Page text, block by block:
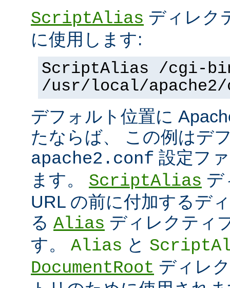
ScriptAlias ディレク
に使用します:
ScriptAlias /cgi-
/usr/local/
デフォルト位置に
たならば、 この例はデ
apache2.conf 設定フ
ます。 ScriptAlias デ
URL の前に付加するデ
る Alias ディレクティ
す。 Alias と
DocumentRoot ディレ